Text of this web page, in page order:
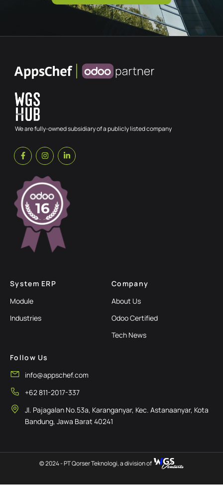
We are fully-owned subsidiary of a publicly listed company
System ERP
Module
Industries
Company
About Us
Odoo Certified
Tech News
Follow Us
info@appschef.com
+62 811-2017-337
Jl. Pajagalan No.53a, Karanganyar, Kec. Astanaanyar, Kota
Bandung, Jawa Barat 40241
© 2024 - PT Qorser Teknologi, a division of